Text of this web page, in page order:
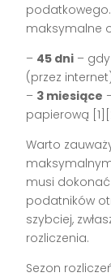
maksymalne
– 45 dni –
(przez
– 3 miesiące
papierową
Warto
musi dokonać
podatników
szybciej,
rozliczenia.
Sezon